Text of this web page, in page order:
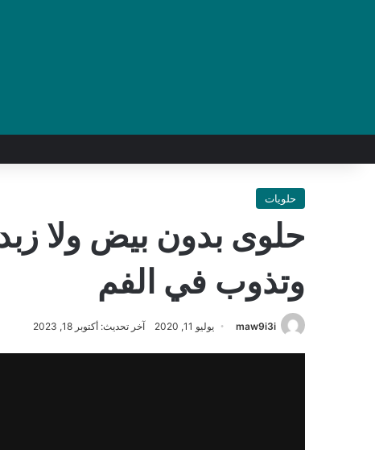
حلويات
حلوى بدون بيض ولا
وتذوب في الفم
maw9i3i يوليو 11, 2020 آخر تحديث: أكتوبر 18, 2023